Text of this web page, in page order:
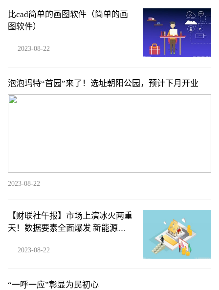
比cad简单的画图软件（简单的画
图软件）
2023-08-22
泡泡玛特“首园”来了！选址朝阳公园，预计下月开业
2023-08-22
【财联社午报】市场上演冰火两重
天！数据要素全面爆发 新能源赛
2023-08-22
“一呼一应”彰显为民初心